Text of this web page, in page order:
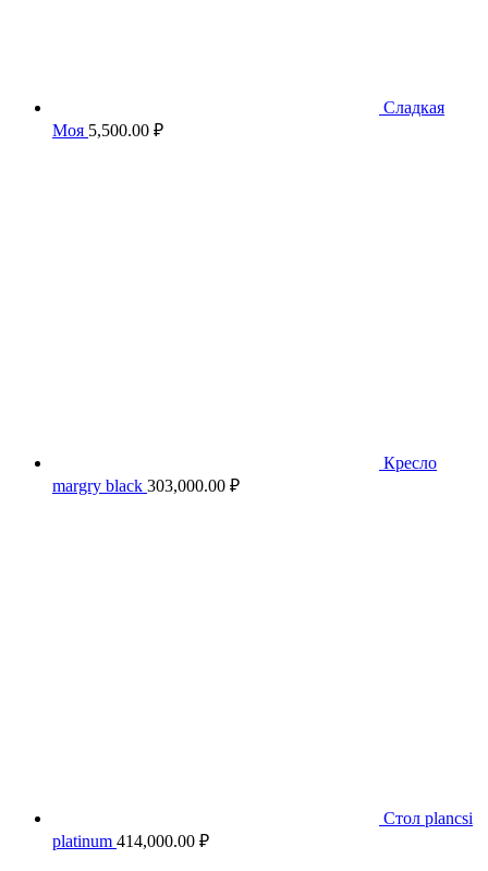
Сладкая
Моя 5,500.00 ₽
Кресло
margry black 303,000.00 ₽
Стол plancsi
platinum 414,000.00 ₽